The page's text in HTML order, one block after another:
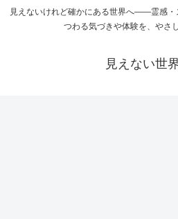
見えないけれど確かにある世界へ――霊感・
つわる気づきや体験を、やさ
見えない世